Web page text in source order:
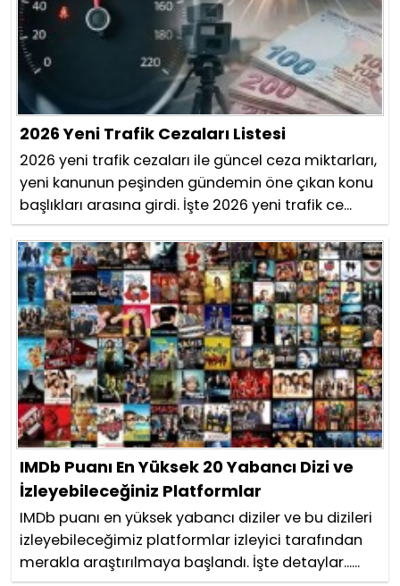
2026 Yeni Trafik Cezaları Listesi
2026 yeni trafik cezaları ile güncel ceza miktarları,
yeni kanunun peşinden gündemin öne çıkan konu
başlıkları arasına girdi. İşte 2026 yeni trafik ce...
IMDb Puanı En Yüksek 20 Yabancı Dizi ve
İzleyebileceğiniz Platformlar
IMDb puanı en yüksek yabancı diziler ve bu dizileri
izleyebileceğimiz platformlar izleyici tarafından
merakla araştırılmaya başlandı. İşte detaylar......